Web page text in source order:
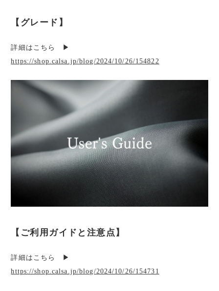
【グレード】
詳細はこちら ▶︎
https://shop.calsa.jp/blog/2024/10/26/154822
【ご利用ガイドと注意点】
詳細はこちら ▶︎
https://shop.calsa.jp/blog/2024/10/26/154731